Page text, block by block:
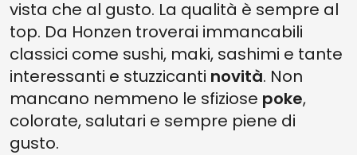
vista che al gusto. La qualità è sempre al
top. Da Honzen troverai immancabili
classici come sushi, maki, sashimi e tante
interessanti e stuzzicanti novità. Non
mancano nemmeno le sfiziose poke,
colorate, salutari e sempre piene di
gusto.